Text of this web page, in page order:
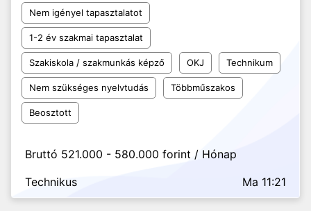
Nem igényel tapasztalatot
1-2 év szakmai tapasztalat
Szakiskola / szakmunkás képző OKJ Technikum
Nem szükséges nyelvtudás Többműszakos
Beosztott
Bruttó 521.000 - 580.000 forint / Hónap
Technikus
Ma 11:21